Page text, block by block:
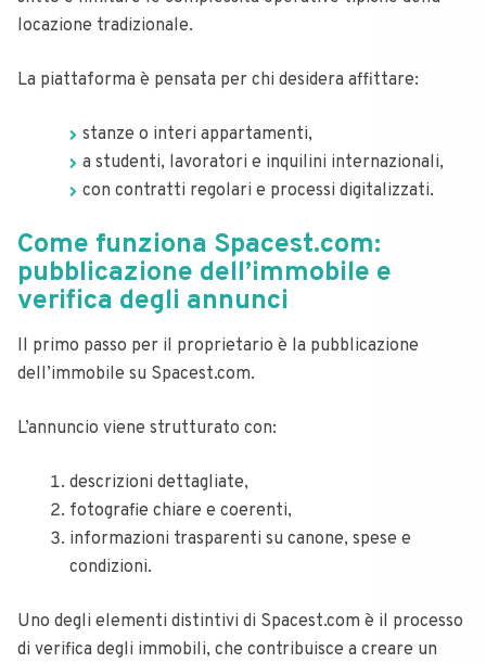
locazione tradizionale.
La piattaforma è pensata per chi desidera affittare:
stanze o interi appartamenti,
a studenti, lavoratori e inquilini internazionali,
con contratti regolari e processi digitalizzati.
Come funziona Spacest.com:
pubblicazione dell’immobile e
verifica degli annunci
Il primo passo per il proprietario è la pubblicazione
dell’immobile su Spacest.com.
L’annuncio viene strutturato con:
descrizioni dettagliate,
fotografie chiare e coerenti,
informazioni trasparenti su canone, spese e
condizioni.
Uno degli elementi distintivi di Spacest.com è il processo
di verifica degli immobili, che contribuisce a creare un